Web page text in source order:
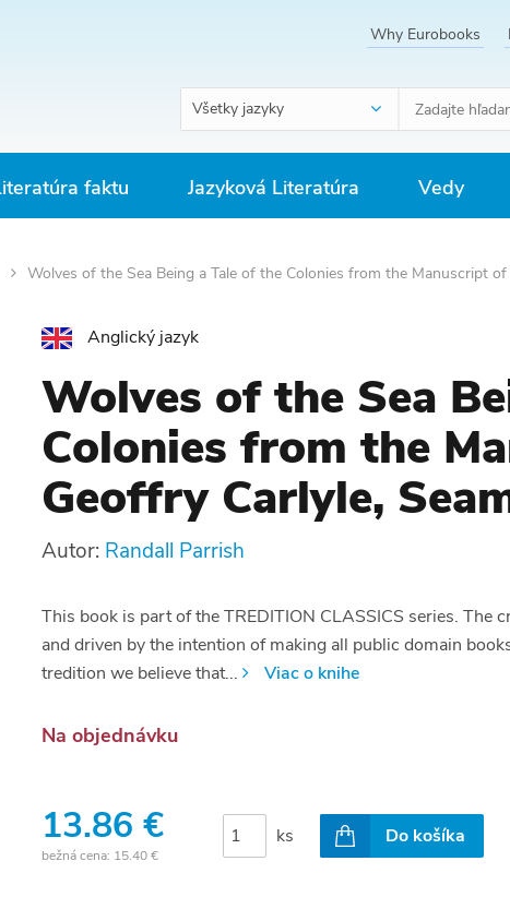
Why Eurobooks
Všetky jazyky
faktu Jazyková Literatúra Vedy
Wolves of the Sea Being a Tale of the Colonies from the Manuscript of
Anglický jazyk
Wolves of the Sea
Colonies from the
Geoffry Carlyle,
Autor: Randall Parrish
This book is part of the TREDITION CLASSICS series. The
and driven by the intention of making all public domain
tredition we believe that...
Viac o knihe
Na objednávku
13.86 €
bežná cena: 15.40 €
ks Do košíka